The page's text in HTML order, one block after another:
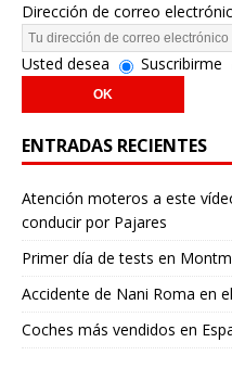
Dirección de correo
Usted desea Suscribirme
ENTRADAS RECIENTES
Atención moteros a este
conducir por Pajares
Primer día de tests en
Accidente de Nani Roma en
Coches más vendidos en